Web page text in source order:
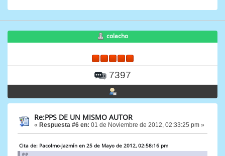
colacho
7397
Re:PPS DE UN MISMO AUTOR
« Respuesta #6 en: 01 de Noviembre de 2012, 02:33:25 pm »
Cita de: Pacolmo-Jazmín en 25 de Mayo de 2012, 02:58:16 pm